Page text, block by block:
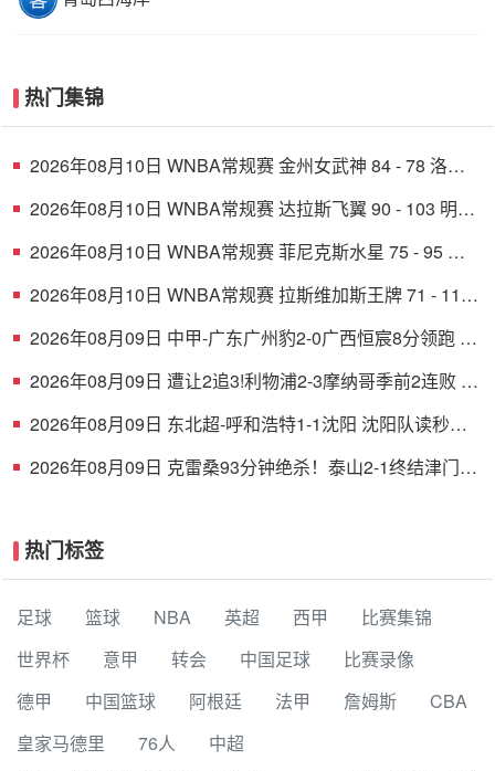
热门集锦
2026年08月10日 WNBA常规赛 金州女武神 84 - 78 洛杉
2026年08月10日 WNBA常规赛 达拉斯飞翼 90 - 103 明尼
2026年08月10日 WNBA常规赛 菲尼克斯水星 75 - 95 华
2026年08月10日 WNBA常规赛 拉斯维加斯王牌 71 - 111
2026年08月09日 中甲-广东广州豹2-0广西恒宸8分领跑 卡
2026年08月09日 遭让2追3!利物浦2-3摩纳哥季前2连败 伊
2026年08月09日 东北超-呼和浩特1-1沈阳 沈阳队读秒完
2026年08月09日 克雷桑93分钟绝杀！泰山2-1终结津门虎
热门标签
足球 篮球 NBA 英超 西甲
比赛集锦
世界杯
意甲 转会 中国足球
比赛录像
德甲
中国篮球 阿根廷 法甲 詹姆斯
CBA
皇家马德里
76人
中超